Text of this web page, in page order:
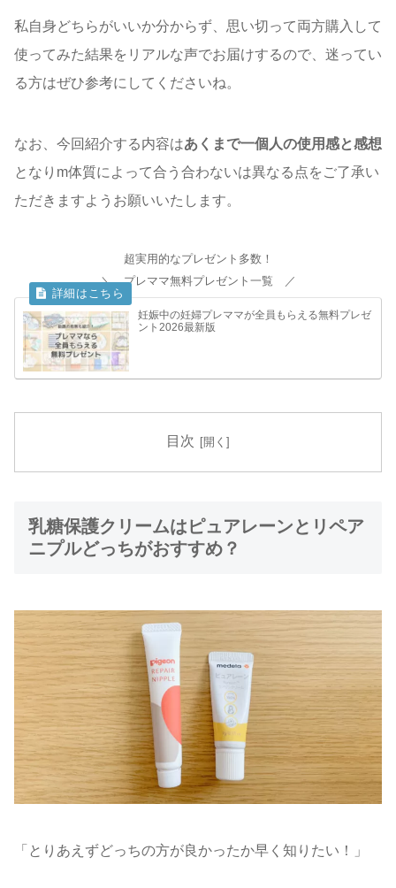
私自身どちらがいいか分からず、思い切って両方購入して
使ってみた結果をリアルな声でお届けするので、迷ってい
る方はぜひ参考にしてくださいね。
なお、今回紹介する内容はあくまで一個人の使用感と感想
となりm体質によって合う合わないは異なる点をご了承い
ただきますようお願いいたします。
超実用的なプレゼント多数！
＼ プレママ無料プレゼント一覧 ／
妊娠中の妊婦プレママが全員もらえる無料プレゼ
ント2026最新版
目次
乳糖保護クリームはピュアレーンとリペア
ニプルどっちがおすすめ？
「とりあえずどっちの方が良かったか早く知りたい！」